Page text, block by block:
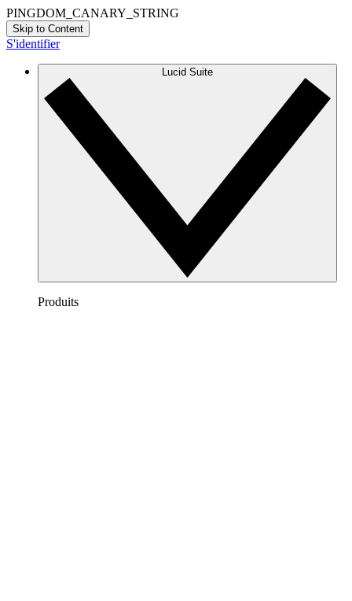
PINGDOM_CANARY_STRING
Skip to Content
S'identifier
Lucid Suite
Produits